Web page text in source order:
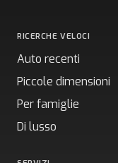
RICERCHE VELOCI
Auto recenti
Piccole dimensioni
Per famiglie
Di lusso